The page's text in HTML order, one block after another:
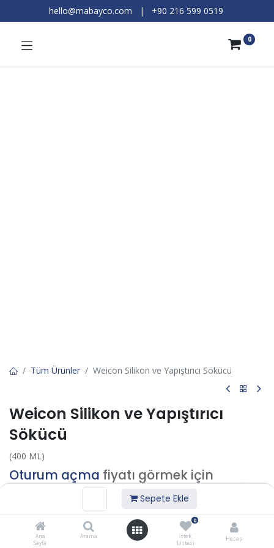
Sepete Ekle
Ana
Sayfa
Arama
0
İstek
Listesi
Hesap
hello@mabayco.com | +90 216 599 0519​
0
Tüm Ürünler Weicon Silikon ve Yapıştırıcı Sökücü
Weicon Silikon ve Yapıştırıcı
Sökücü
(400 ML)
Oturum açma fiyatı görmek için
İstek listesine ekle